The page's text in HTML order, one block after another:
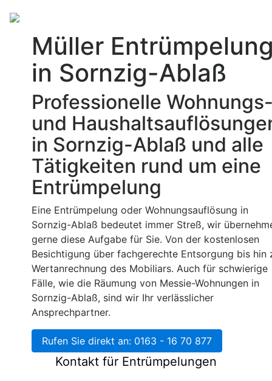
Kontakt für Entrümpelungen
Müller
in Sornzig-Ablaß
Professionelle
und
in Sornzig-Ablaß und alle
Tätigkeiten rund um eine
Entrümpelung
Eine Entrümpelung oder Wohnungsauflösung in
Sornzig-Ablaß bedeutet immer Streß, wir
gerne diese Aufgabe für Sie. Von der kostenlosen
Besichtigung über fachgerechte Entsorgung bis hin
Wertanrechnung des Mobiliars. Auch für schwierige
Fälle, wie die Räumung von Messie-Wohnungen in
Sornzig-Ablaß, sind wir Ihr verlässlicher
Ansprechpartner.
Rufen Sie direkt an: 0163 - 16 70 877